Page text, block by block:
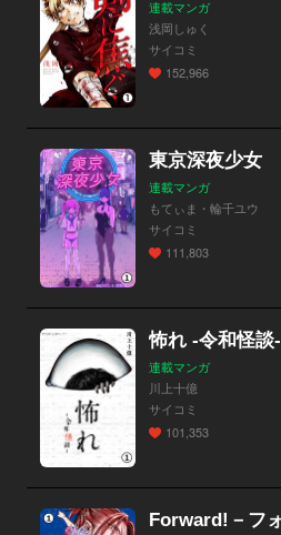
連載マンガ
浅岡しゅく
サイコミ
152,966
東京深夜少女
連載マンガ
もてぃま・輪千ユウ
サイコミ
111,803
怖れ -令和怪談-
連載マンガ
川上十億
サイコミ
101,353